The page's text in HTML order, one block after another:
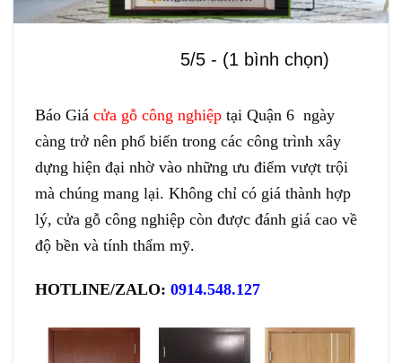
5/5 - (1 bình chọn)
Báo Giá cửa gỗ công nghiệp tại Quận 6 ngày
càng trở nên phổ biến trong các công trình xây
dựng hiện đại nhờ vào những ưu điểm vượt trội
mà chúng mang lại. Không chỉ có giá thành hợp
lý, cửa gỗ công nghiệp còn được đánh giá cao về
độ bền và tính thẩm mỹ.
HOTLINE/ZALO: 0914.548.127